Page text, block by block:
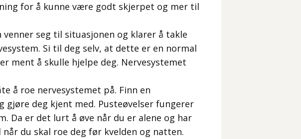
for å kunne være godt skjerpet og mer til
seg til situasjonen og klarer å takle
Si til deg selv, at dette er en normal
ment å skulle hjelpe deg. Nervesystemet
å roe nervesystemet på. Finn en
gjøre deg kjent med. Pusteøvelser fungerer
Da er det lurt å øve når du er alene og har
du skal roe deg før kvelden og natten.